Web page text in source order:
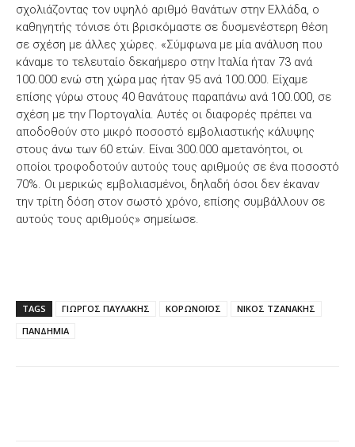
σχολιάζοντας τον υψηλό αριθμό θανάτων στην Ελλάδα, ο
καθηγητής τόνισε ότι βρισκόμαστε σε δυσμενέστερη θέση
σε σχέση με άλλες χώρες. «Σύμφωνα με μία ανάλυση που
κάναμε το τελευταίο δεκαήμερο στην Ιταλία ήταν 73 ανά
100.000 ενώ στη χώρα μας ήταν 95 ανά 100.000. Είχαμε
επίσης γύρω στους 40 θανάτους παραπάνω ανά 100.000, σε
σχέση με την Πορτογαλία. Αυτές οι διαφορές πρέπει να
αποδοθούν στο μικρό ποσοστό εμβολιαστικής κάλυψης
στους άνω των 60 ετών. Είναι 300.000 αμετανόητοι, οι
οποίοι τροφοδοτούν αυτούς τους αριθμούς σε ένα ποσοστό
70%. Oι μερικώς εμβολιασμένοι, δηλαδή όσοι δεν έκαναν
την τρίτη δόση στον σωστό χρόνο, επίσης συμβάλλουν σε
αυτούς τους αριθμούς» σημείωσε.
TAGS ΓΙΩΡΓΟΣ ΠΑΥΛΑΚΗΣ ΚΟΡΩΝΟΪΟΣ
ΝΙΚΟΣ ΤΖΑΝΑΚΗΣ
ΠΑΝΔΗΜΙΑ